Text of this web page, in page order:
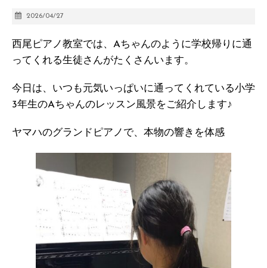
2026/04/27
西尾ピアノ教室では、Aちゃんのように学校帰りに通
ってくれる生徒さんがたくさんいます。
今日は、いつも元気いっぱいに通ってくれている小学
3年生のAちゃんのレッスン風景をご紹介します♪
ヤマハのグランドピアノで、本物の響きを体感